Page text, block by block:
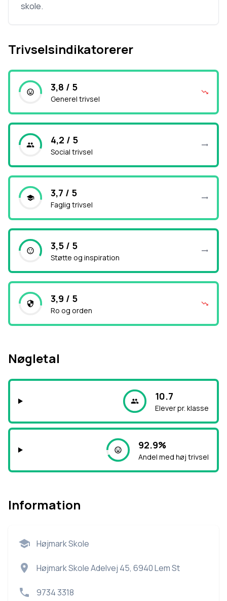
skole.
Trivselsindikatorerer
3,8 / 5
Generel trivsel
4,2 / 5
Social trivsel
3,7 / 5
Faglig trivsel
3,5 / 5
Støtte og inspiration
3,9 / 5
Ro og orden
Nøgletal
10.7
Elever pr. klasse
92.9%
Andel med høj trivsel
Information
Højmark Skole
Højmark Skole Adelvej 45, 6940 Lem St
9734 3318